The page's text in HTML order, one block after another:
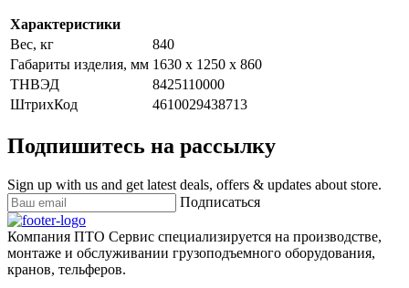
Характеристики
Вес, кг
840
Габариты изделия, мм 1630 x 1250 x 860
ТНВЭД
8425110000
ШтрихКод
4610029438713
Подпишитесь на рассылку
Sign up with us and get latest deals, offers & updates about store.
Подписаться
Компания ПТО Сервис специализируется на производстве,
монтаже и обслуживании грузоподъемного оборудования,
кранов, тельферов.